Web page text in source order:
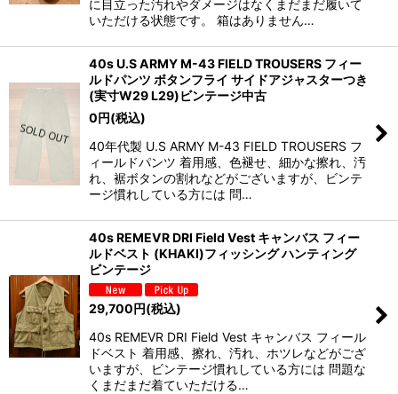
に目立った汚れやダメージはなくまだまだ履いて
いただける状態です。 箱はありません…
40s U.S ARMY M-43 FIELD TROUSERS フィー
ルドパンツ ボタンフライ サイドアジャスターつき
(実寸W29 L29)ビンテージ中古
0円(税込)
40年代製 U.S ARMY M-43 FIELD TROUSERS フ
ィールドパンツ 着用感、色褪せ、細かな擦れ、汚
れ、裾ボタンの割れなどがございますが、ビンテ
ージ慣れしている方には 問…
40s REMEVR DRI Field Vest キャンバス フィー
ルドベスト (KHAKI)フィッシング ハンティング
ビンテージ
29,700円(税込)
40s REMEVR DRI Field Vest キャンバス フィール
ドベスト 着用感、擦れ、汚れ、ホツレなどがござ
いますが、ビンテージ慣れしている方には 問題な
くまだまだ着ていただける…